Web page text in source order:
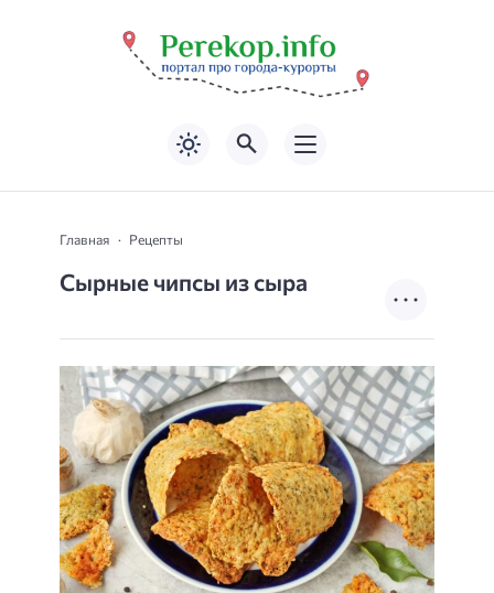
Главная Рецепты
Сырные чипсы из сыра